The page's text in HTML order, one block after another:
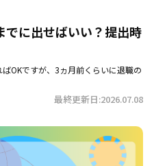
に出せばいい？提出時
OKですが、3ヵ月前くらいに退職の
最終更新日:2026.07.08